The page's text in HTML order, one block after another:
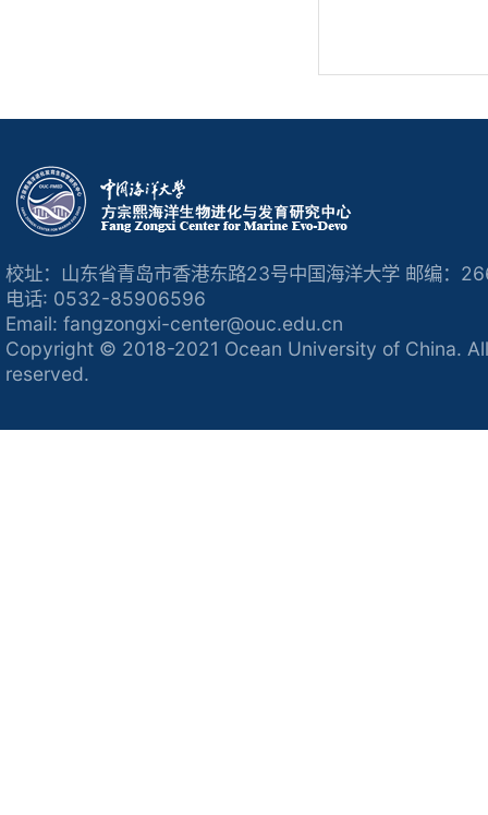
校址：山东省青岛市香港东路23号中国海洋大学 邮编：
电话: 0532-85906596
Email: fangzongxi-center@ouc.edu.cn
Copyright © 2018-2021 Ocean University of China.
reserved.